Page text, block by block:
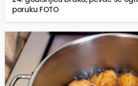
poruku FOTO